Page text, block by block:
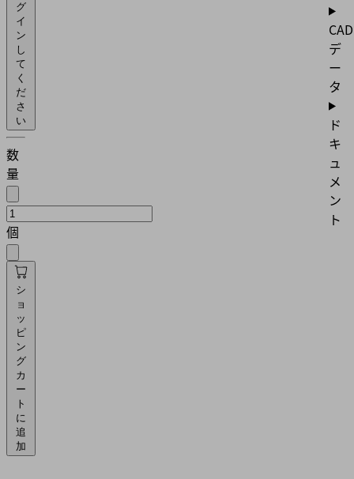
グ
イ
ン
し
て
く
だ
さ
い
数
量
個
シ
ョ
ッ
ピ
ン
グ
カ
ー
ト
に
追
加
CAD
デ
ー
タ
ド
キ
ュ
メ
ン
ト